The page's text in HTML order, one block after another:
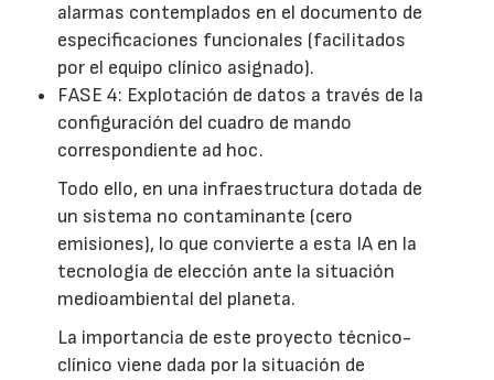
alarmas contemplados en el documento de
especificaciones funcionales (facilitados
por el equipo clínico asignado).
FASE 4: Explotación de datos a través de la
configuración del cuadro de mando
correspondiente ad hoc.
Todo ello, en una infraestructura dotada de
un sistema no contaminante (cero
emisiones), lo que convierte a esta IA en la
tecnología de elección ante la situación
medioambiental del planeta.
La importancia de este proyecto técnico-
clínico viene dada por la situación de